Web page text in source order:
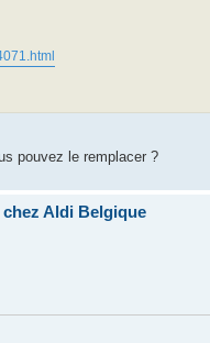
pouvez le remplacer ?
Aldi Belgique